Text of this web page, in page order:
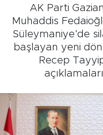
AK Parti
Muhaddis
Süleymaniye’de
başlayan yeni
Recep